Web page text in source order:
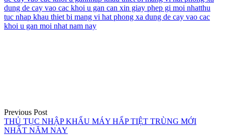
dung de cay vao cac khoi u gan can xin giay phep gi moi nhatthu
tuc nhap khau thiet bi mang vi hat phong xa dung de cay vao cac
khoi u gan moi nhat nam nay
Previous Post
THỦ TỤC NHẬP KHẨU MÁY HẤP TIỆT TRÙNG MỚI
NHẤT NĂM NAY